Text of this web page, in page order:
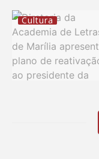
Cultura